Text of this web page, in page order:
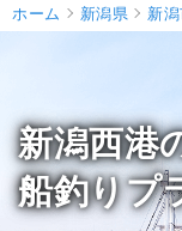
ホーム 新潟県 新
新潟西港
船釣りプ